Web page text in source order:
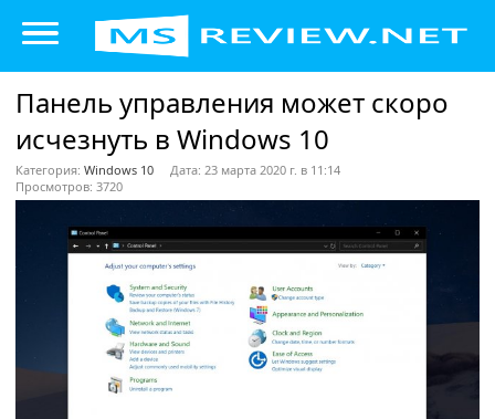
Панель управления может скоро
исчезнуть в Windows 10
Категория: Windows 10
Дата: 23 марта 2020 г. в 11:14
Просмотров: 3720